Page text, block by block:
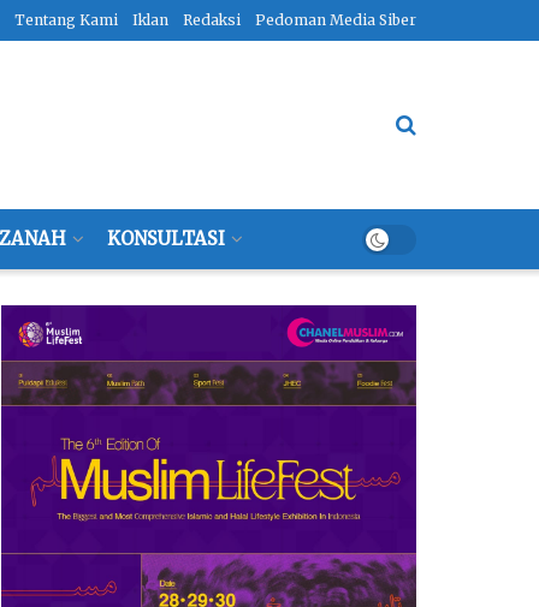
Tentang Kami Iklan Redaksi Pedoman Media Siber
KONSULTASI